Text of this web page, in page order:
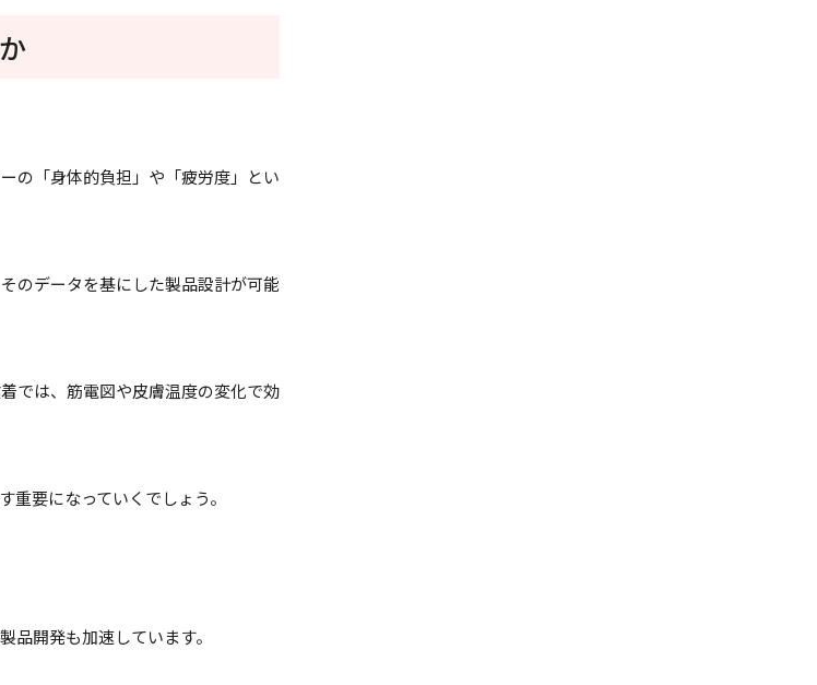
の「身体的負担」や「疲労度」とい
のデータを基にした製品設計が可能
では、筋電図や皮膚温度の変化で効
要になっていくでしょう。
品開発も加速しています。